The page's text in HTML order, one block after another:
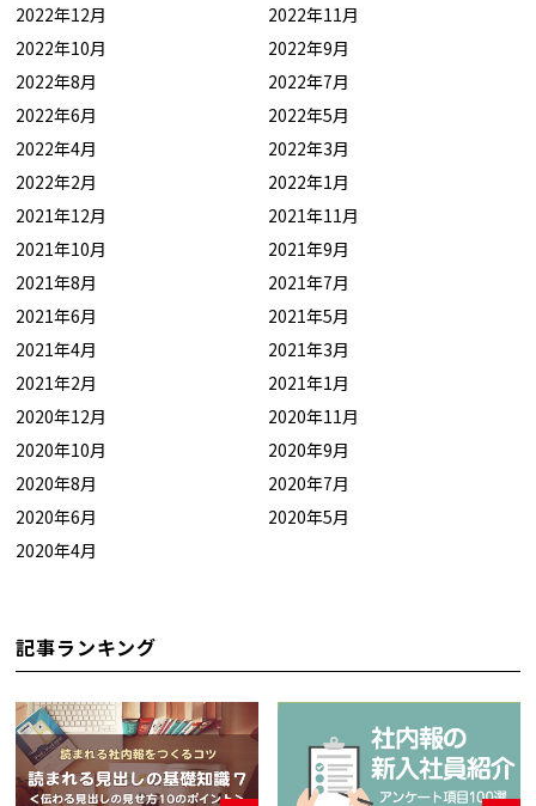
2022年12月
2022年11月
2022年10月
2022年9月
2022年8月
2022年7月
2022年6月
2022年5月
2022年4月
2022年3月
2022年2月
2022年1月
2021年12月
2021年11月
2021年10月
2021年9月
2021年8月
2021年7月
2021年6月
2021年5月
2021年4月
2021年3月
2021年2月
2021年1月
2020年12月
2020年11月
2020年10月
2020年9月
2020年8月
2020年7月
2020年6月
2020年5月
2020年4月
記事ランキング